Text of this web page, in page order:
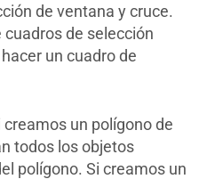
de ventana y cruce.
cuadros de selección
un cuadro de
un polígono de
todos los objetos
polígono. Si creamos un